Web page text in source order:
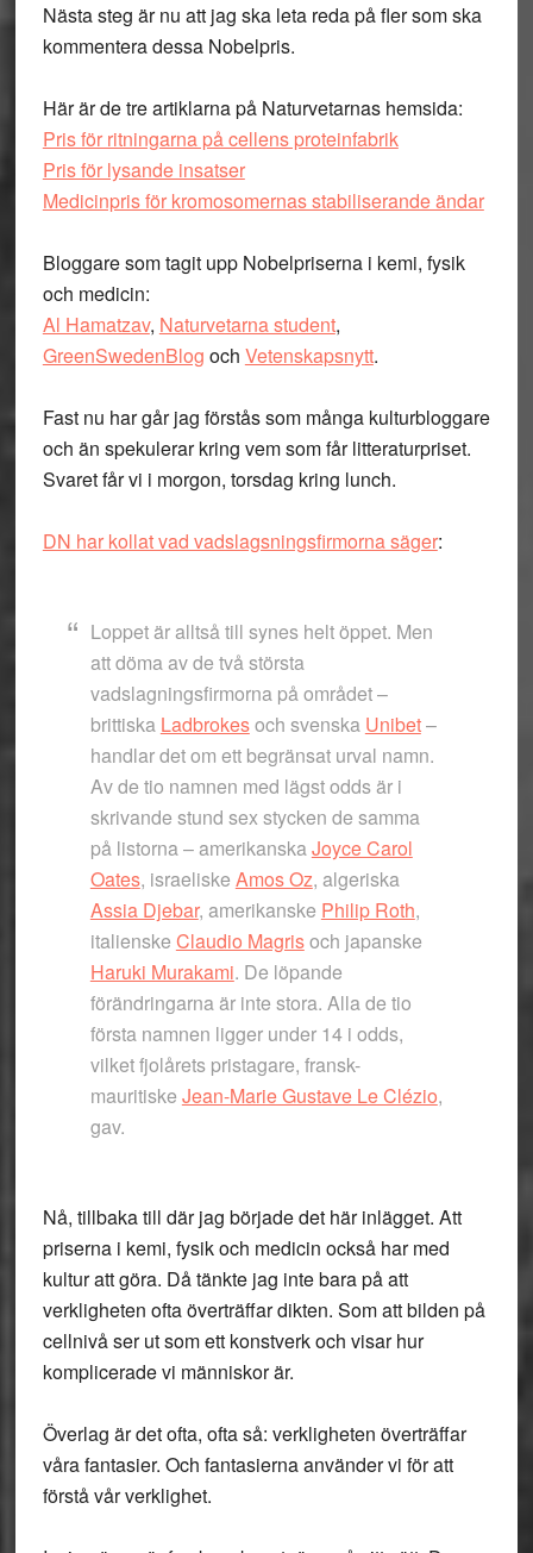
Nästa steg är nu att jag ska leta reda på fler som ska
kommentera dessa Nobelpris.
Här är de tre artiklarna på Naturvetarnas hemsida:
Pris för ritningarna på cellens proteinfabrik
Pris för lysande insatser
Medicinpris för kromosomernas stabiliserande ändar
Bloggare som tagit upp Nobelpriserna i kemi, fysik
och medicin:
Al Hamatzav, Naturvetarna student,
GreenSwedenBlog och Vetenskapsnytt.
Fast nu har går jag förstås som många kulturbloggare
och än spekulerar kring vem som får litteraturpriset.
Svaret får vi i morgon, torsdag kring lunch.
DN har kollat vad vadslagsningsfirmorna säger:
Loppet är alltså till synes helt öppet. Men
att döma av de två största
vadslagningsfirmorna på området –
brittiska Ladbrokesoch svenska Unibet–
handlar det om ett begränsat urval namn.
Av de tio namnen med lägst odds är i
skrivande stund sex stycken de samma
på listorna – amerikanskaJoyce Carol
Oates, israeliske Amos Oz, algeriska
Assia Djebar, amerikanske Philip Roth,
italienske Claudio Magrisoch japanske
Haruki Murakami. De löpande
förändringarna är inte stora. Alla de tio
första namnen ligger under 14 i odds,
vilket fjolårets pristagare, fransk-
mauritiske Jean-Marie Gustave Le Clézio,
gav.
Nå, tillbaka till där jag började det här inlägget. Att
priserna i kemi, fysik och medicin också har med
kultur att göra. Då tänkte jag inte bara på att
verkligheten ofta överträffar dikten. Som att bilden på
cellnivå ser ut som ett konstverk och visar hur
komplicerade vi människor är.
Överlag är det ofta, ofta så: verkligheten överträffar
våra fantasier. Och fantasierna använder vi för att
förstå vår verklighet.